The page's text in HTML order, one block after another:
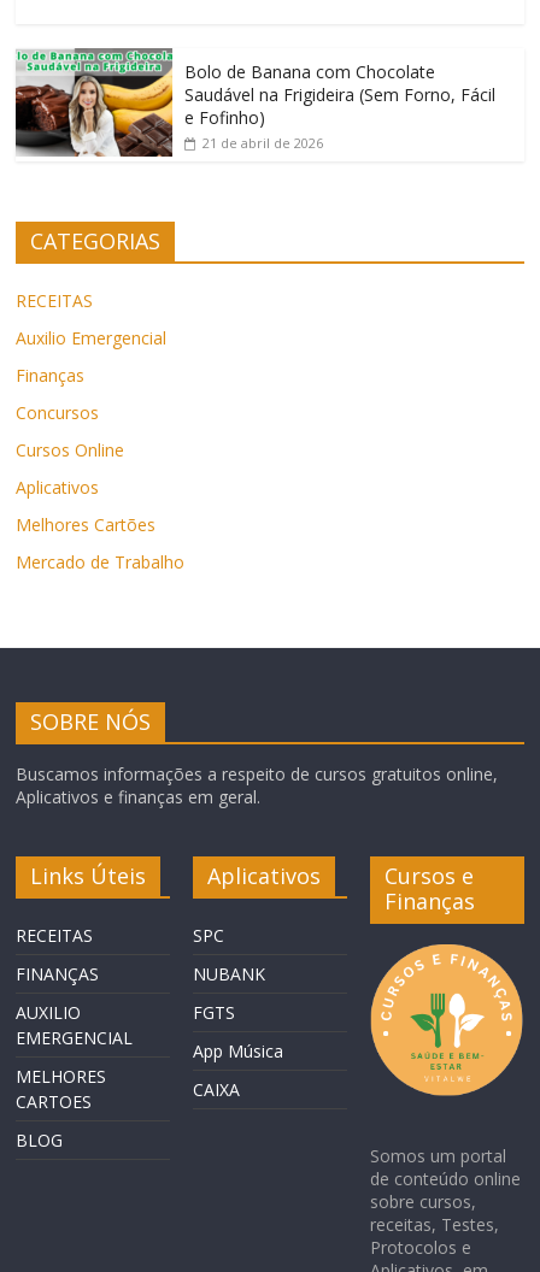
Bolo de Banana com Chocolate
Saudável na Frigideira (Sem Forno, Fácil
e Fofinho)
21 de abril de 2026
CATEGORIAS
RECEITAS
Auxilio Emergencial
Finanças
Concursos
Cursos Online
Aplicativos
Melhores Cartões
Mercado de Trabalho
SOBRE NÓS
Buscamos informações a respeito de cursos gratuitos online,
Aplicativos e finanças em geral.
Links Úteis
RECEITAS
FINANÇAS
AUXILIO
EMERGENCIAL
MELHORES
CARTOES
BLOG
Aplicativos
SPC
NUBANK
FGTS
App Música
CAIXA
Cursos e
Finanças
Somos um portal
de conteúdo online
sobre cursos,
receitas, Testes,
Protocolos e